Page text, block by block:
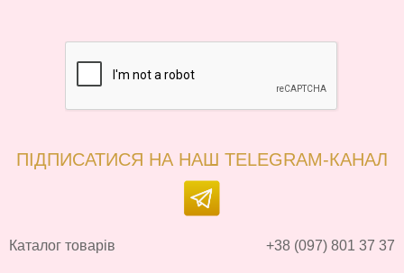
ПІДПИСАТИСЯ НА НАШ TELEGRAM-КАНАЛ
Каталог товарів +38 (097) 801 37 37